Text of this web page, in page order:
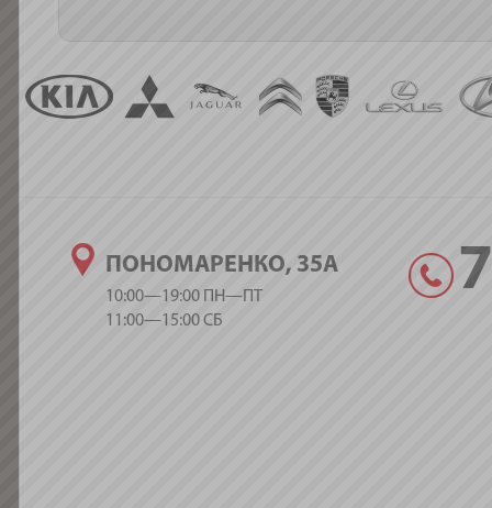
ПОНОМАРЕНКО, 35А
10:00—19:00 ПН—ПТ
11:00—15:00 СБ